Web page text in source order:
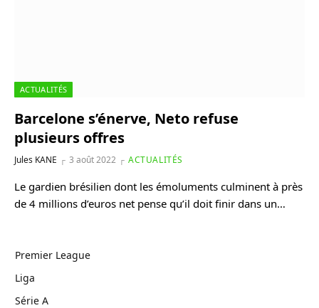
ACTUALITÉS
Barcelone s’énerve, Neto refuse
plusieurs offres
Jules KANE 3 août 2022 ACTUALITÉS
Le gardien brésilien dont les émoluments culminent à près
de 4 millions d’euros net pense qu’il doit finir dans un…
Premier League
Liga
Série A